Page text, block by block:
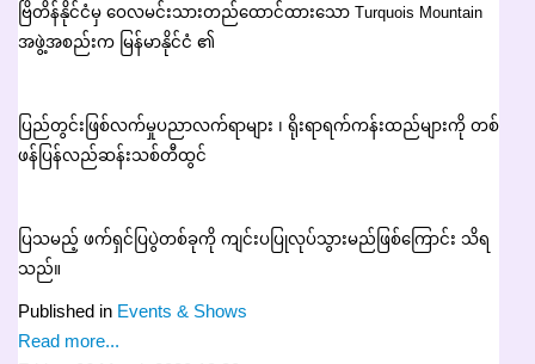
ဗြိတိန်နိုင်ငံမှ ဝေလမင်းသားတည်ထောင်ထားသော Turquois Mountain
အဖွဲ့အစည်းက မြန်မာနိုင်ငံ ၏
ပြည်တွင်းဖြစ်လက်မှုပညာလက်ရာများ ၊ ရိုးရာရက်ကန်းထည်များကို တစ်
ဖန်ပြန်လည်ဆန်းသစ်တီထွင်
ပြသမည့် ဖက်ရှင်ပြပွဲတစ်ခုကို ကျင်းပပြုလုပ်သွားမည်ဖြစ်ကြောင်း သိရ
သည်။
Published in Events & Shows
Read more...